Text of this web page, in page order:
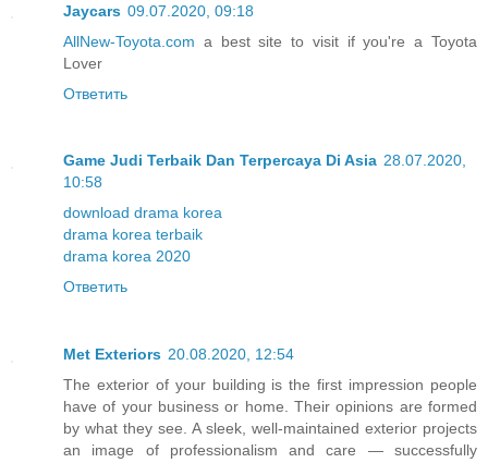
Jaycars 09.07.2020, 09:18
AllNew-Toyota.com a best site to visit if you're a Toyota
Lover
Ответить
Game Judi Terbaik Dan Terpercaya Di Asia 28.07.2020,
10:58
download drama korea
drama korea terbaik
drama korea 2020
Ответить
Met Exteriors 20.08.2020, 12:54
The exterior of your building is the first impression people
have of your business or home. Their opinions are formed
by what they see. A sleek, well-maintained exterior projects
an image of professionalism and care — successfully